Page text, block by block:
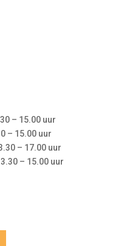
– 15.00 uur
– 15.00 uur
– 17.00 uur
– 15.00 uur